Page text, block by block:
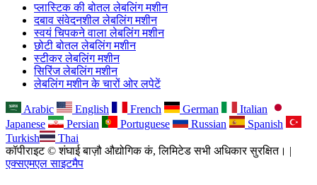
प्लास्टिक की बोतल लेबलिंग मशीन
दबाव संवेदनशील लेबलिंग मशीन
स्वयं चिपकने वाला लेबलिंग मशीन
छोटी बोतल लेबलिंग मशीन
स्टीकर लेबलिंग मशीन
सिरिंज लेबलिंग मशीन
लेबलिंग मशीन के चारों ओर लपेटें
Arabic English French German
Italian
Japanese
Persian Portuguese Russian
Spanish
Turkish
Thai
कॉपीराइट © शंघाई बाज़ौ औद्योगिक कं, लिमिटेड सभी अधिकार सुरक्षित। |
एक्सएमएल साइटमैप